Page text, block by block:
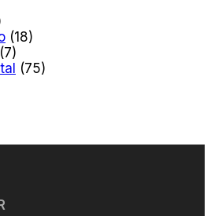
(18)
(7)
(75)